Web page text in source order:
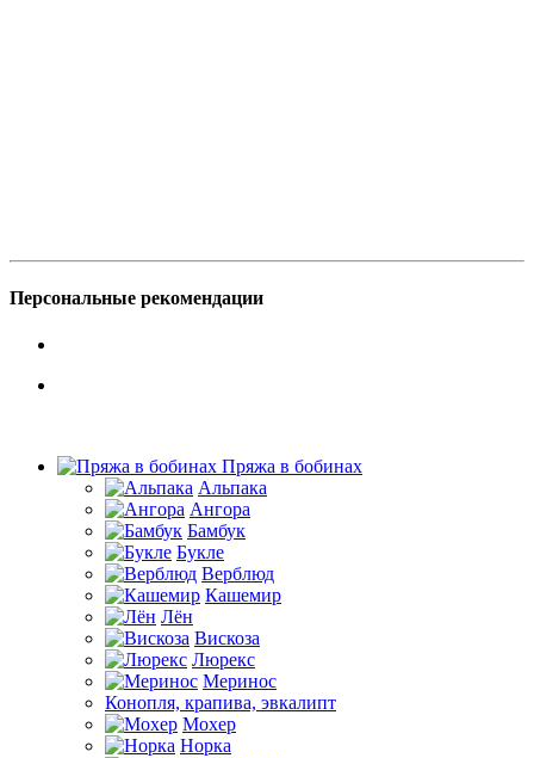
Персональные рекомендации
Пряжа в бобинах
Альпака
Ангора
Бамбук
Букле
Верблюд
Кашемир
Лён
Вискоза
Люрекс
Меринос
Конопля, крапива, эвкалипт
Мохер
Норка